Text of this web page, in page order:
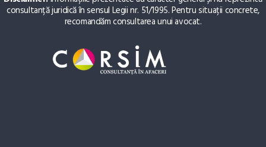
consultanță juridică în sensul Legii nr. 51/1995. Pentru situații concrete,
recomandăm consultarea unui avocat.